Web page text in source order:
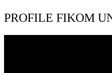
PROFILE FIKOM